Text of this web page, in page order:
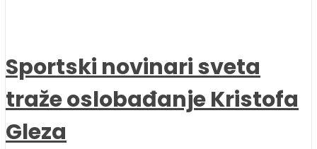
Sportski novinari sveta
traže oslobađanje Kristofa
Gleza